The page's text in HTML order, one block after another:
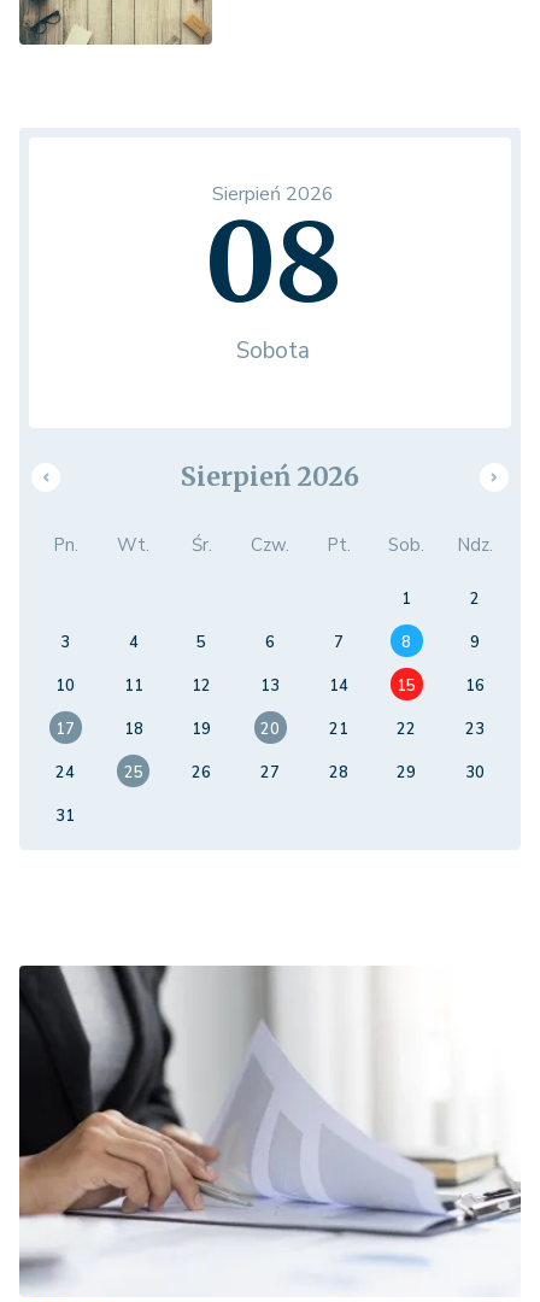
Sierpień 2026
08
Sobota
Sierpień 2026
Pn. Wt. Śr. Czw. Pt. Sob. Ndz.
1
2
3
4 5 6 7 8
9
10
11 12 13 14 15
16
17
18 19 20 21 22
23
24
25 26 27 28 29
30
31